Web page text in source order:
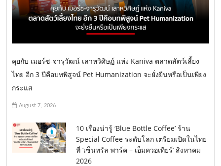
คุยกับ เมอร์ซ-จารุวัฒน์ เลาหวิศิษฏ์ แห่ง Kaniva ตลาดสัตว์เลี้ยง
ไทย อีก 3 ปีคือบทพิสูจน์ Pet Humanization จะยั่งยืนหรือเป็นเพียง
กระแส
August 7, 2026
10 เรื่องน่ารู้ ‘Blue Bottle Coffee’ ร้าน
Special Coffee ระดับโลก เตรียมเปิดในไทย
ที่ ‘เซ็นทรัล พาร์ค – เอ็มควอเทียร์’ สิงหาคม
2026